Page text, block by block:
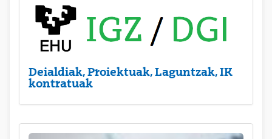
Deialdiak, Proiektuak, Laguntzak, IK
kontratuak